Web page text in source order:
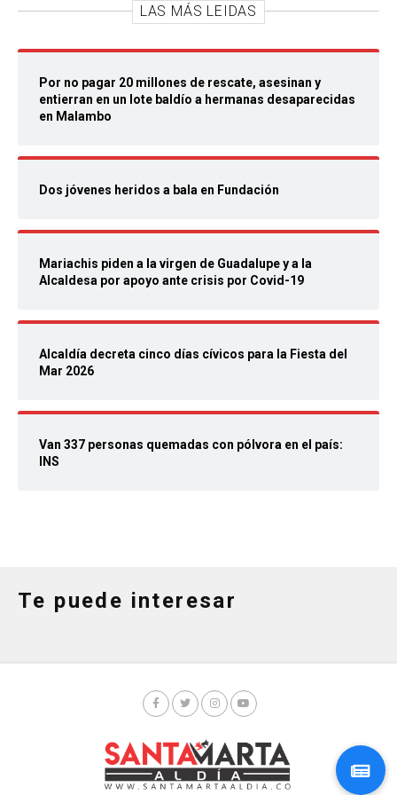
LAS MÁS LEIDAS
Por no pagar 20 millones de rescate, asesinan y
entierran en un lote baldío a hermanas desaparecidas
en Malambo
Dos jóvenes heridos a bala en Fundación
Mariachis piden a la virgen de Guadalupe y a la
Alcaldesa por apoyo ante crisis por Covid-19
Alcaldía decreta cinco días cívicos para la Fiesta del
Mar 2026
Van 337 personas quemadas con pólvora en el país:
INS
Te puede interesar